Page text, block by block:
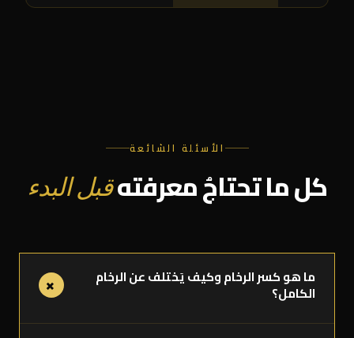
الأسئلة الشائعة
كل ما تحتاجُ معرفتهقبل البدء
ما هو كسر الرخام وكيف يَختلف عن الرخام
الكامل؟ +